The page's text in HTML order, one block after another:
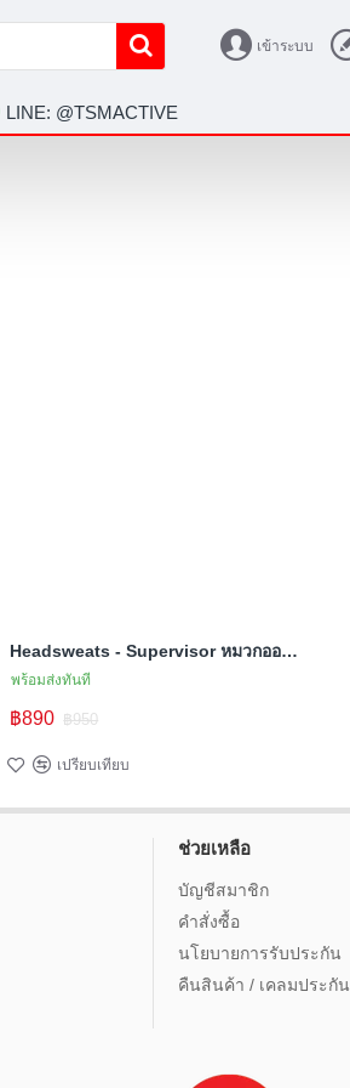
เข้าระบบ
LINE: @TSMACTIVE
Headsweats - Supervisor หมวกออกกำลังกาย
พร้อมส่งทันที
฿890 ฿950
เปรียบเทียบ
ช่วยเหลือ
บัญชีสมาชิก
คำสั่งซื้อ
นโยบายการรับประกัน
คืนสินค้า / เคลมประกัน